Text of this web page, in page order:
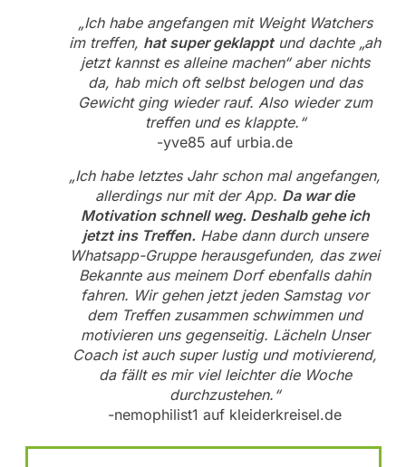
„Ich habe angefangen mit Weight Watchers
im treffen, hat super geklapptund dachte „ah
jetzt kannst es alleine machen“ aber nichts
da, hab mich oft selbst belogen und das
Gewicht ging wieder rauf. Also wieder zum
treffen und es klappte.“
-yve85 auf urbia.de
„Ich habe letztes Jahr schon mal angefangen,
allerdings nur mit der App. Da war die
Motivation schnell weg. Deshalb gehe ich
jetzt ins Treffen. Habe dann durch unsere
Whatsapp-Gruppe herausgefunden, das zwei
Bekannte aus meinem Dorf ebenfalls dahin
fahren. Wir gehen jetzt jeden Samstag vor
dem Treffen zusammen schwimmen und
motivieren uns gegenseitig. Lächeln Unser
Coach ist auch super lustig und motivierend,
da fällt es mir viel leichter die Woche
durchzustehen.“
-nemophilist1 auf kleiderkreisel.de